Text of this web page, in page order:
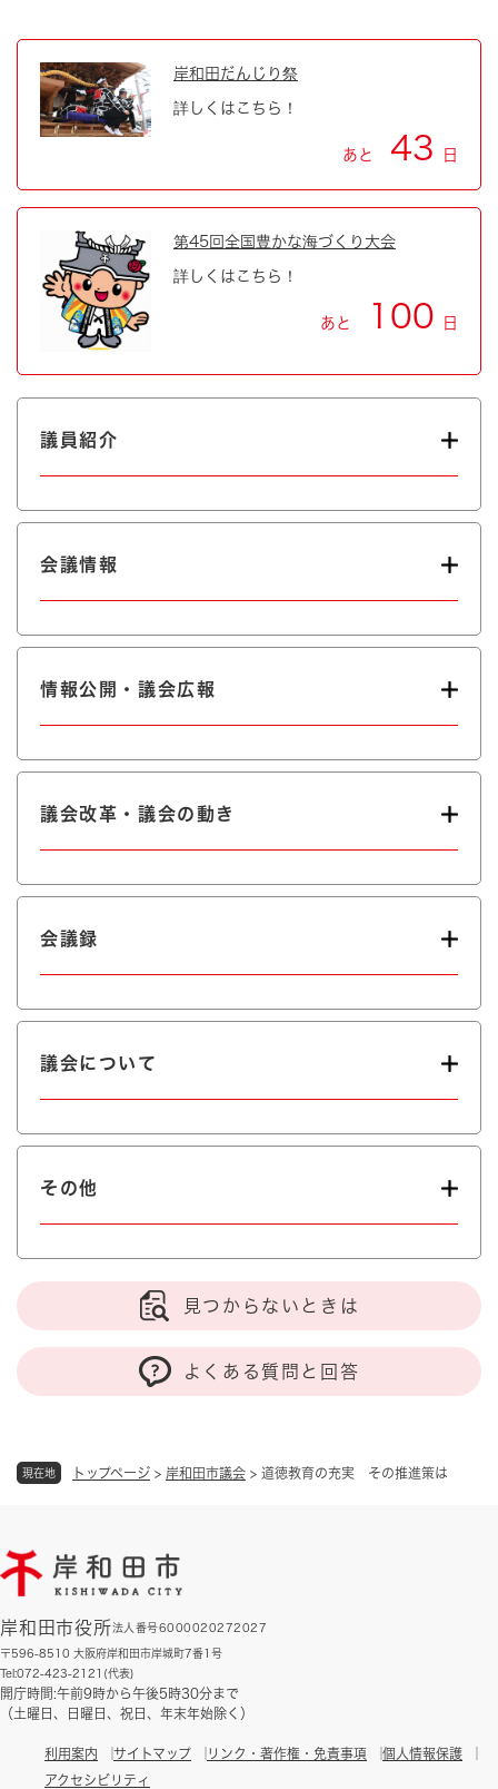
現在地 トップページ > 岸和田市議会 > 道徳教育の充実 その推進策は
岸和田だんじり祭
詳しくはこちら！
あと 43 日
第45回全国豊かな海づくり大会
詳しくはこちら！
あと 100 日
議員紹介
会議情報
情報公開・議会広報
議会改革・議会の動き
会議録
議会について
その他
見つからないときは
よくある質問と回答
岸和田市役所法人番号6000020272027
〒596-8510 大阪府岸和田市岸城町7番1号
Tel:072-423-2121(代表)
開庁時間:午前9時から午後5時30分まで
（土曜日、日曜日、祝日、年末年始除く）
利用案内 サイトマップ リンク・著作権・免責事項
個人情報保護
アクセシビリティ